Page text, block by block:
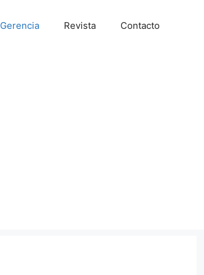
Gerencia Revista Contacto